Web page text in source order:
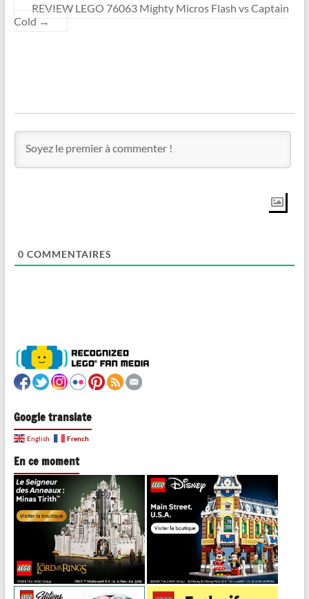
REVIEW LEGO 76063 Mighty Micros Flash vs Captain
Cold →
0 COMMENTAIRES
Google translate
English French
En ce moment